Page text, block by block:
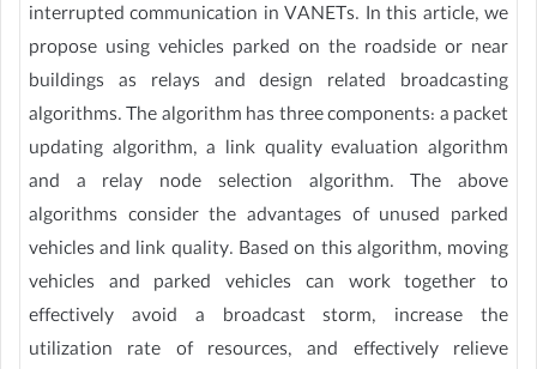
interrupted communication in VANETs. In this article, we
propose using vehicles parked on the roadside or near
buildings as relays and design related broadcasting
algorithms. The algorithm has three components: a packet
updating algorithm, a link quality evaluation algorithm
and a relay node selection algorithm. The above
algorithms consider the advantages of unused parked
vehicles and link quality. Based on this algorithm, moving
vehicles and parked vehicles can work together to
effectively avoid a broadcast storm, increase the
utilization rate of resources, and effectively relieve